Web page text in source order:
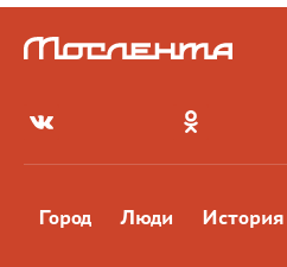
Город Люди История